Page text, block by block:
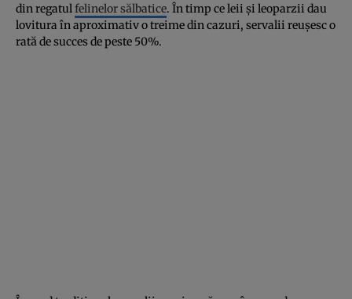
din regatulfelinelor sălbatice. În timp ce leii și leoparzii dau
lovitura în aproximativ o treime din cazuri, servalii reușesc o
rată de succes de peste 50%.